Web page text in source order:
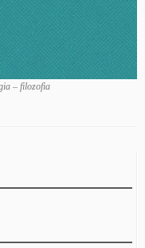
– filozofia